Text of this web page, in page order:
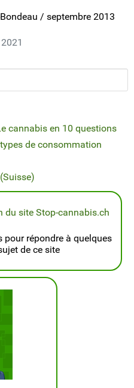
/ septembre 2013
cannabis en 10 questions
de consommation
du site Stop-cannabis.ch
pour répondre à quelques
de ce site